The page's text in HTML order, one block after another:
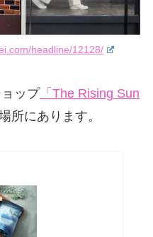
headline/12128/
ップ「The Rising Sun
所にあります。